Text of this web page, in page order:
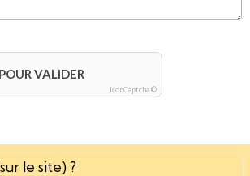
VALIDER
IconCaptcha ©
le site) ?